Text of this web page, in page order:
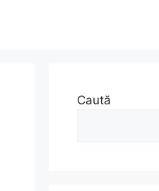
Caută